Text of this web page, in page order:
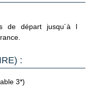
de départ jusqu´à l
:
3*)